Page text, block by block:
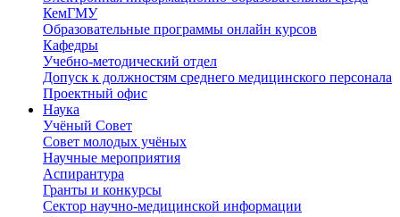
КемГМУ
Образовательные программы онлайн курсов
Кафедры
Учебно-методический отдел
Допуск к должностям среднего медицинского персонала
Проектный офис
Наука
Учёный Cовет
Совет молодых учёных
Научные мероприятия
Аспирантура
Гранты и конкурсы
Сектор научно-медицинской информации